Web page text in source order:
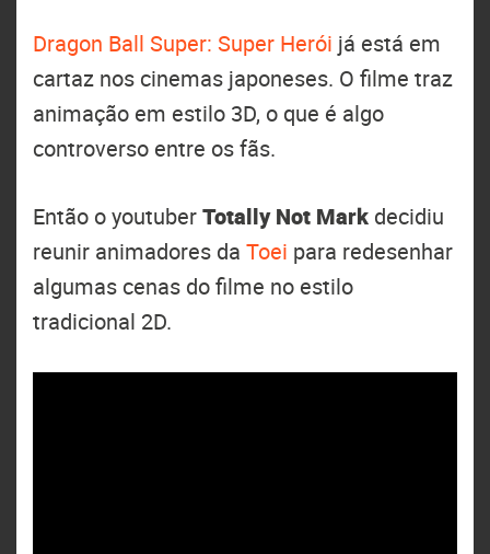
Dragon Ball Super: Super Herói já está em
cartaz nos cinemas japoneses. O filme traz
animação em estilo 3D, o que é algo
controverso entre os fãs.
Então o youtuberTotally Not Mark decidiu
reunir animadores da Toei para redesenhar
algumas cenas do filme no estilo
tradicional 2D.